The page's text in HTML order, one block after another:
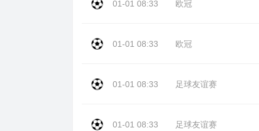
01-01 08:33 欧冠
01-01 08:33 欧冠
01-01 08:33 足球友谊赛
01-01 08:33 足球友谊赛